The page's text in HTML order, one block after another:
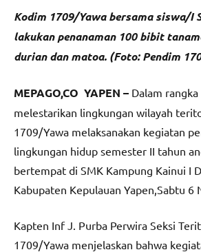
Kodim 1709/Yawa bersama siswa/I
lakukan penanaman 100 bibit
durian dan matoa. (Foto: Pendim
MEPAGO,CO YAPEN – Dalam
melestarikan lingkungan wilayah
1709/Yawa melaksanakan kegiatan
lingkungan hidup semester II tahun
bertempat di SMK Kampung Kainui I
Kabupaten Kepulauan Yapen,Sabtu 6
Kapten Inf J. Purba Perwira Seksi
1709/Yawa menjelaskan bahwa